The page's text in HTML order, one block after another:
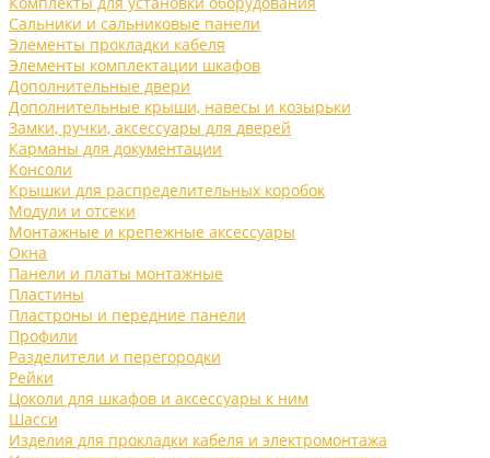
Сальники и сальниковые панели
Элементы прокладки кабеля
Элементы комплектации шкафов
Дополнительные двери
Дополнительные крыши, навесы и козырьки
Замки, ручки, аксессуары для дверей
Карманы для документации
Консоли
Крышки для распределительных коробок
Модули и отсеки
Монтажные и крепежные аксессуары
Окна
Панели и платы монтажные
Пластины
Пластроны и передние панели
Профили
Разделители и перегородки
Рейки
Цоколи для шкафов и аксессуары к ним
Шасси
Изделия для прокладки кабеля и электромонтажа